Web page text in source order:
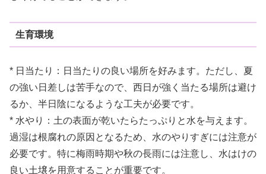
生育環境
* 日当たり：日当たりの良い場所を好みます。ただし、夏
の強い日差しは苦手なので、西日が強く当たる場所は避け
るか、半日陰になるような工夫が必要です。
* 水やり：土の表面が乾いたらたっぷりと水を与えます。
過湿は根腐れの原因となるため、水のやりすぎには注意が
必要です。特に梅雨時期や秋の長雨には注意し、水はけの
良い土壌を用意することが重要です。